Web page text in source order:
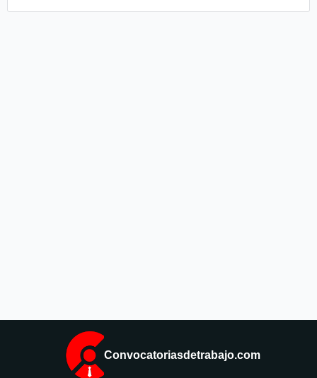
Convocatoriasdetrabajo.com